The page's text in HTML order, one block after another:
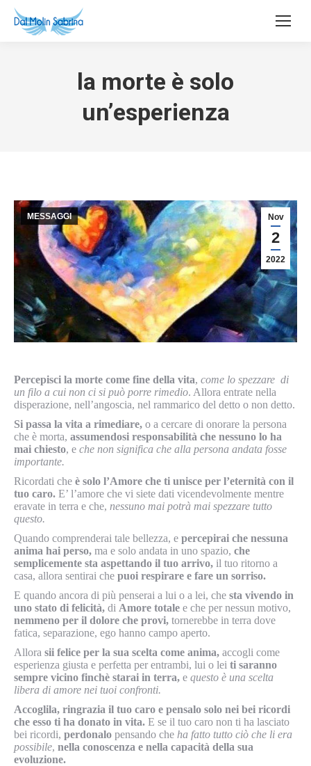
la morte è solo
un’esperienza
Nov
2
2022
MESSAGGI
Percepisci la morte come fine della vita, come lo spezzare di
un filo a cui non ci si può porre rimedio. Allora entrate nella
disperazione, nell’angoscia, nel rammarico del detto o non detto.
Si passa la vita a rimediare, o a cercare di onorare la persona
che è morta, assumendosi responsabilità che nessuno lo ha
mai chiesto, e che non significa che alla persona andata fosse
importante.
Ricordati che è solo l’Amore che ti unisce per l’eternità con il
tuo caro. E’ l’amore che vi siete dati vicendevolmente mentre
eravate in terra e che, nessuno mai potrà mai spezzare tutto
questo.
Quando comprenderai tale bellezza, e percepirai che nessuna
anima hai perso, ma e solo andata in uno spazio, che
semplicemente sta aspettando il tuo arrivo, il tuo ritorno a
casa, allora sentirai che puoi respirare e fare un sorriso.
E quando ancora di più penserai a lui o a lei, che sta vivendo in
uno stato di felicità, di Amore totale e che per nessun motivo,
nemmeno per il dolore che provi, tornerebbe in terra dove
fatica, separazione, ego hanno campo aperto.
Allora sii felice per la sua scelta come anima, accogli come
esperienza giusta e perfetta per entrambi, lui o lei ti saranno
sempre vicino finchè starai in terra, e questo è una scelta
libera di amore nei tuoi confronti.
Accoglila, ringrazia il tuo caro e pensalo solo nei bei ricordi
che esso ti ha donato in vita. E se il tuo caro non ti ha lasciato
bei ricordi, perdonalo pensando che ha fatto tutto ciò che li era
possibile, nella conoscenza e nella capacità della sua
evoluzione.